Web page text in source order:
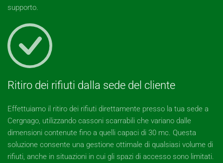
supporto.
Ritiro dei rifiuti dalla sede del cliente
Effettuiamo il ritiro dei rifiuti direttamente presso la tua sede a
Cergnago, utilizzando cassoni scarrabili che variano dalle
dimensioni contenute fino a quelli capaci di 30 mc. Questa
soluzione consente una gestione ottimale di qualsiasi volume di
rifiuti, anche in situazioni in cui gli spazi di accesso sono limitati.